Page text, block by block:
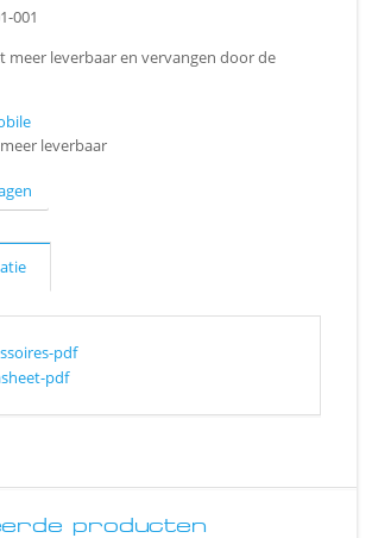
001
meer leverbaar en vervangen door de
leverbaar
pdf
pdf
producten